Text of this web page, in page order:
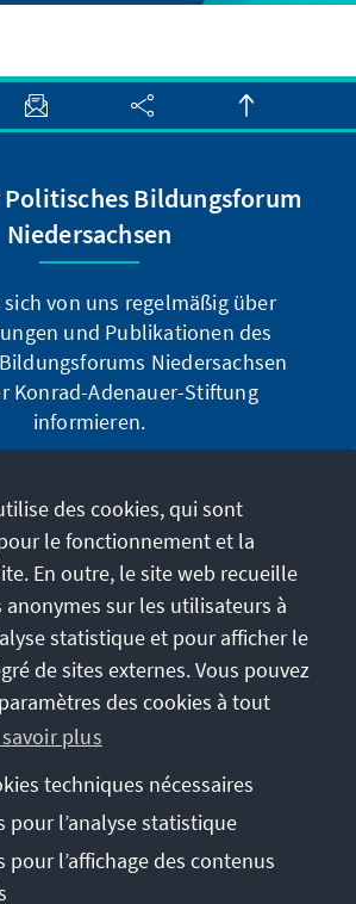
Bildungsforum
Niedersachsen
sich von uns regelmäßig über
und Publikationen des
Niedersachsen
Konrad-Adenauer-Stiftung
informieren.
de la KAS
Impressum
des données
d'utilisation
des cookies, qui sont
le fonctionnement et la
En outre, le site web recueille
anonymes sur les utilisateurs à
statistique et pour afficher le
de sites externes. Vous pouvez
des cookies à tout
savoir plus
techniques nécessaires
pour l’analyse statistique
pour l’affichage des contenus